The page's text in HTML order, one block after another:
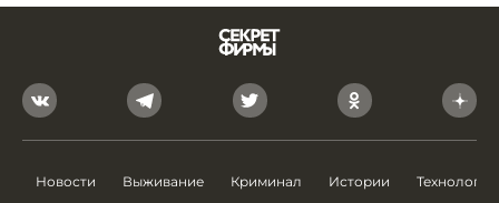
Новости Выживание Криминал Истории Технологии